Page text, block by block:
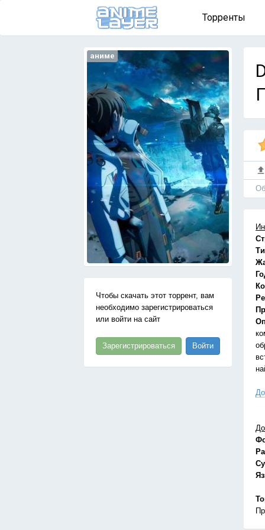
Торренты
аниме
Чтобы скачать этот торрент, вам
необходимо зарегистрироваться
или войти на сайт
Зарегистрироваться Войти